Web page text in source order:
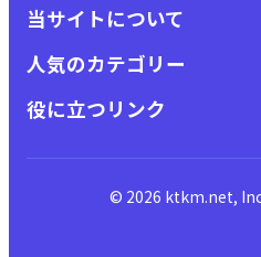
当サイトについて
人気のカテゴリー
役に立つリンク
© 2026 ktkm.net,